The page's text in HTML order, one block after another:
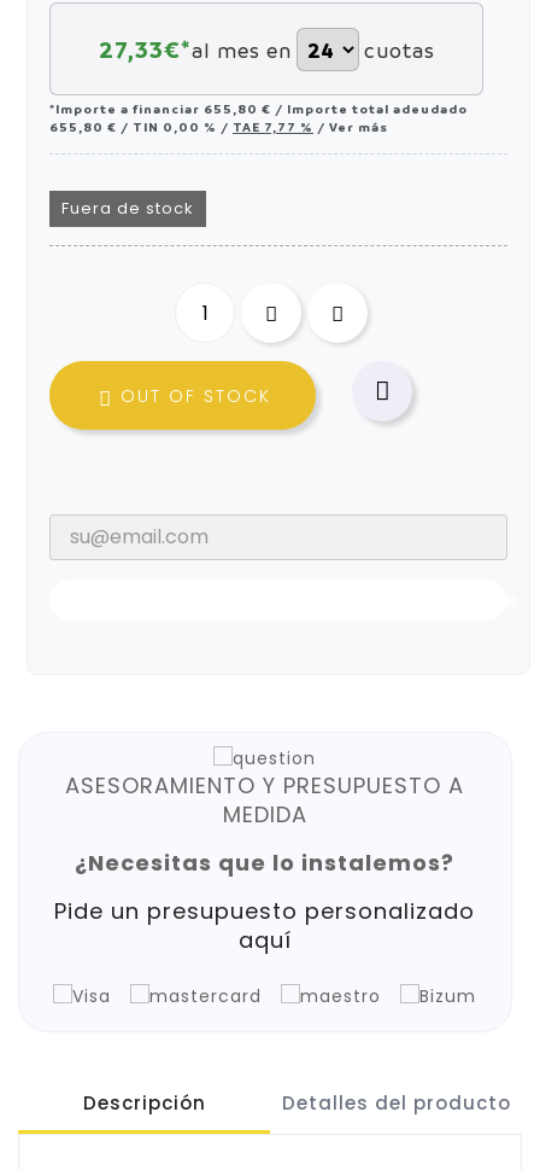
27,33€*al mes en cuotas
*Importe a financiar 655,80 € / Importe total adeudado
655,80 € / TIN 0,00 % / TAE 7,77 % / Ver más
Fuera de stock
 OUT OF STOCK 
ASESORAMIENTO Y PRESUPUESTO A
MEDIDA
¿Necesitas que lo instalemos?
Pide un presupuesto personalizado
aquí
Descripción Detalles del producto